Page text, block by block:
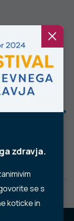
zdravja.
se s
koticke in